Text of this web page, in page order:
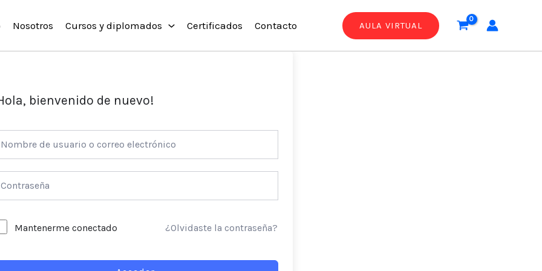
Nosotros Cursos y diplomados Certificados Contacto AULA VIRTUAL
bienvenido de nuevo!
Mantenerme conectado ¿Olvidaste la contraseña?